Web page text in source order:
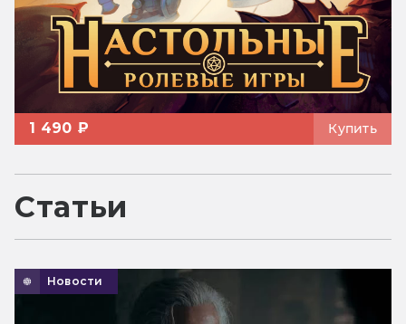
1 490 ₽ Купить
Статьи
Новости